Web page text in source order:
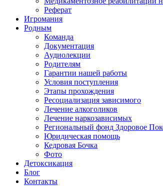
Реферат
Игромания
Родным
Команда
Документация
Аудиолекции
Родителям
Гарантии нашей работы
Условия поступления
Этапы прохождения
Ресоциализация зависимого
Лечение алкоголиков
Лечение наркозависимых
Региональный фонд Здоровое
Юридическая помощь
Кедровая Бочка
Фото
Детоксикация
Блог
Контакты